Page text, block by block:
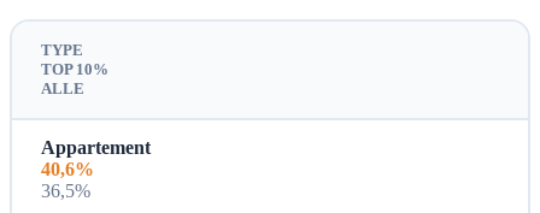
TYPE
TOP 10%
ALLE
Appartement
40,6%
36,5%